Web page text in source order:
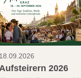
18.09.2026
2026